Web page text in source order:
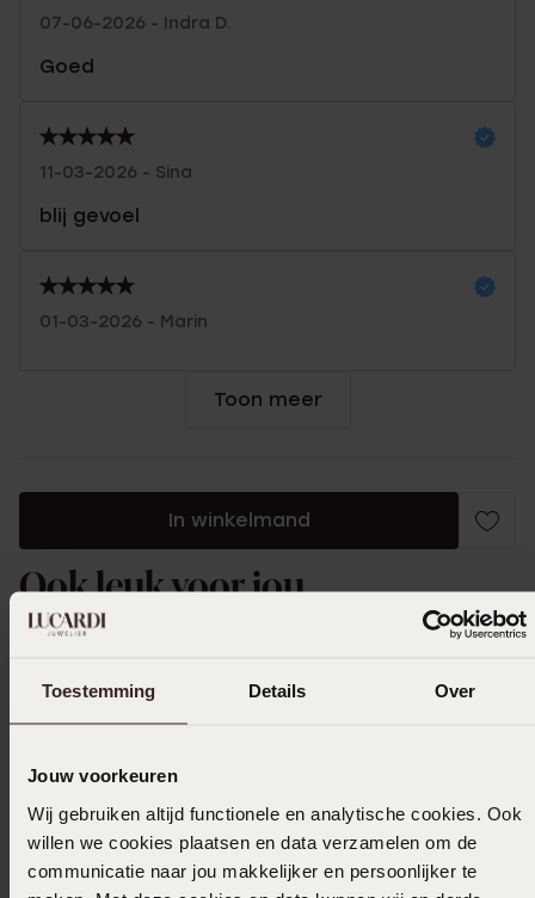
Toestemming Details Over
Jouw voorkeuren
Wij gebruiken altijd functionele en analytische cookies. Ook
willen we cookies plaatsen en data verzamelen om de
communicatie naar jou makkelijker en persoonlijker te
07-06-2026 - Indra D.
Goed
11-03-2026 - Sina
blij gevoel
01-03-2026 - Marin
Toon meer
In winkelmand
Ook leuk voor jou